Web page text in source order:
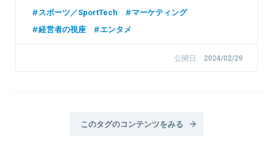
スポーツ／SportTech
マーケティング
経営者の視座
エンタメ
公開日 2024/02/29
このタグのコンテンツをみる